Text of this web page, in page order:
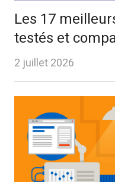
Les 17
testés et
2 juillet 2026